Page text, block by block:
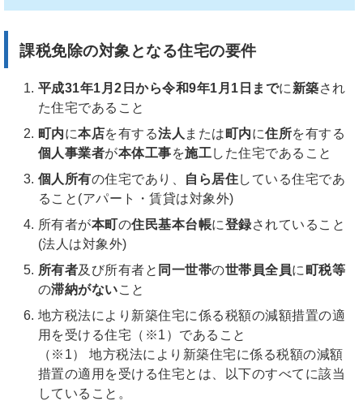
課税免除の対象となる住宅の要件
平成31年1月2日から令和9年1月1日までに 新築され
た住宅であること
町内に本店を有する法人 または町内に住所を有する
個人事業者が本体工事を施工した住宅であること
個人所有の住宅であり、 自ら居住している住宅であ
ること(アパート・賃貸は対象外)
所有者が本町の住民基本台帳に登録されていること
(法人は対象外)
所有者及び所有者と 同一世帯の世帯員全員に 町税等
の滞納がないこと
地方税法により新築住宅に係る税額の減額措置の適
用を受ける住宅（※1）であること
（※1） 地方税法により新築住宅に係る税額の減額
措置の適用を受ける住宅とは、以下のすべてに該当
していること。